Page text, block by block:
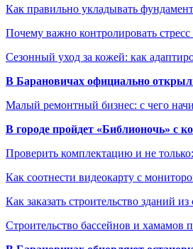
Как правильно укладывать
Почему важно контролировать
Сезонный уход за кожей: как
В Барановичах официально
Малый ремонтный бизнес: с чего
В городе пройдет «Библионочь» с
Проверить комплектацию и не
Как соотнести видеокарту с
Как заказать строительство зданий
Строительство бассейнов и